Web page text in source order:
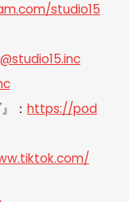
studio15
： https://pod